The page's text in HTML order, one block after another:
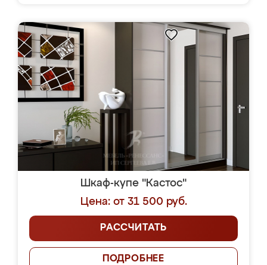
Шкаф-купе "Кастос"
Цена: от 31 500 руб.
РАССЧИТАТЬ
ПОДРОБНЕЕ